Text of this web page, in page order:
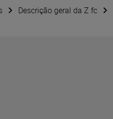
Descrição geral da Z fc